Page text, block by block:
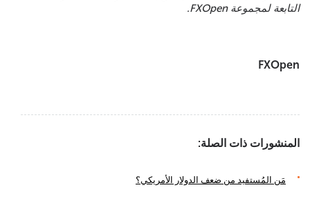
التابعة لمجموعة FXOpen.
FXOpen
المنشورات ذات الصلة:
مَن المُستفيد من ضعف الدولار الأمريكي؟